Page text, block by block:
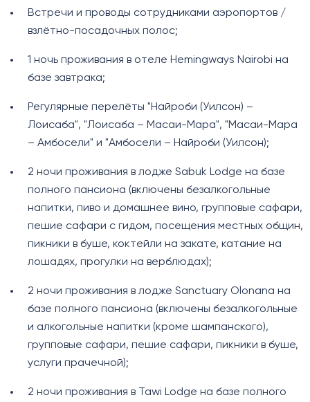
Встречи и проводы сотрудниками аэропортов /
взлётно-посадочных полос;
1 ночь проживания в отеле Hemingways Nairobi на
базе завтрака;
Регулярные перелёты "Найроби (Уилсон) –
Лоисаба", "Лоисаба – Масаи-Мара", "Масаи-Мара
– Амбосели" и "Амбосели – Найроби (Уилсон);
2 ночи проживания в лодже Sabuk Lodge на базе
полного пансиона (включены безалкогольные
напитки, пиво и домашнее вино, групповые сафари,
пешие сафари с гидом, посещения местных общин,
пикники в буше, коктейли на закате, катание на
лошадях, прогулки на верблюдах);
2 ночи проживания в лодже Sanctuary Olonana на
базе полного пансиона (включены безалкогольные
и алкогольные напитки (кроме шампанского),
групповые сафари, пешие сафари, пикники в буше,
услуги прачечной);
2 ночи проживания в Tawi Lodge на базе полного